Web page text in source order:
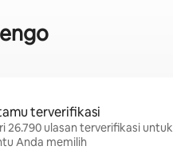
terverifikasi
26.790 ulasan terverifikasi untuk
Anda memilih